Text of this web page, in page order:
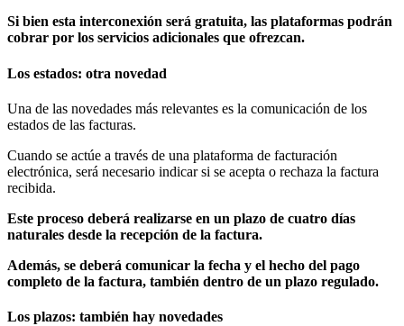
Si bien esta interconexión será gratuita, las plataformas podrán
cobrar por los servicios adicionales que ofrezcan.
Los estados: otra novedad
Una de las novedades más relevantes es la comunicación de los
estados de las facturas.
Cuando se actúe a través de una plataforma de facturación
electrónica, será necesario indicar si se acepta o rechaza la factura
recibida.
Este proceso deberá realizarse en un plazo de cuatro días
naturales desde la recepción de la factura.
Además, se deberá comunicar la fecha y el hecho del pago
completo de la factura, también dentro de un plazo regulado.
Los plazos: también hay novedades